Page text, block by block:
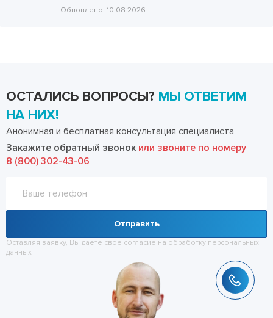
Обновлено: 10 08 2026
ОСТАЛИСЬ ВОПРОСЫ? МЫ ОТВЕТИМ
НА НИХ!
Анонимная и бесплатная консультация специалиста
Закажите обратный звонок или звоните по номеру
8 (800) 302-43-06
Отправить
Оставляя заявку, Вы даёте своё согласие на обработку персональных
данных